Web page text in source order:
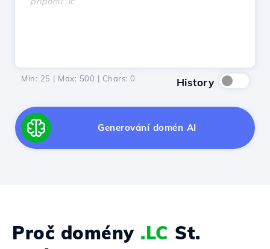
Min: 25 | Max: 500 | Chars: 0 History
Generování domén AI
Proč domény .LC St.